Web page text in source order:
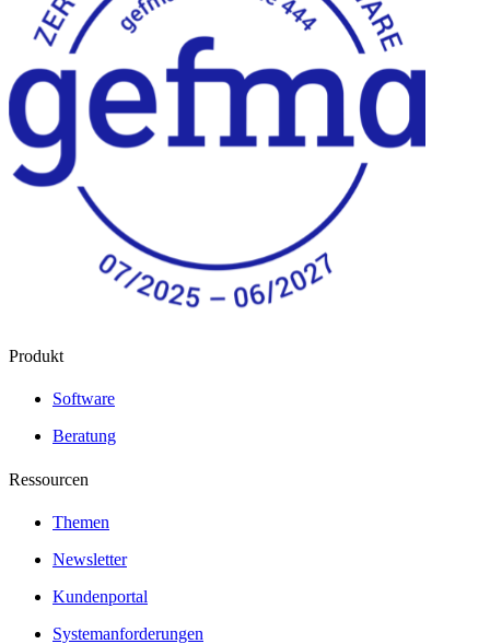
Produkt
Software
Beratung
Ressourcen
Themen
Newsletter
Kundenportal
Systemanforderungen